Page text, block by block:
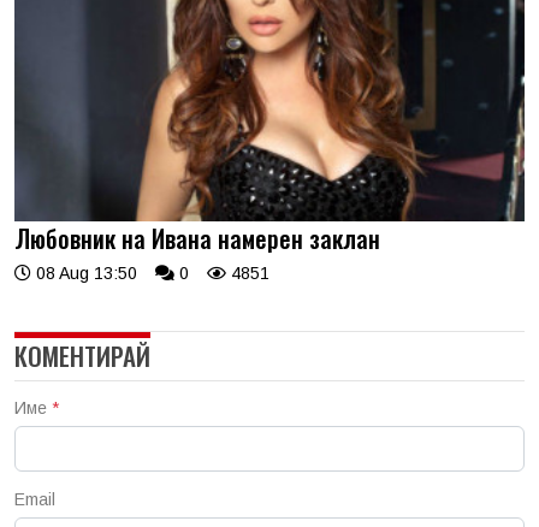
Любовник на Ивана намерен заклан
08 Aug 13:50 0 4851
КОМЕНТИРАЙ
Име *
Email